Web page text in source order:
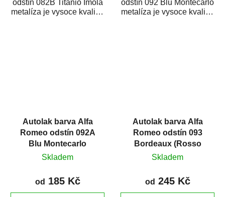
odstín 082B Titanio Imola
metalíza je vysoce kvalitní
odstín 092 Blu Montecarlo
metalíza je vysoce kvalitní
Autolak barva Alfa
Romeo odstín 092A
Blu Montecarlo
metalíza
Skladem
od 185 Kč
Autolak barva Alfa
Romeo odstín 093
Bordeaux (Rosso
Monza) metalíza
Skladem
od 245 Kč